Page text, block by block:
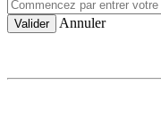
Valider Annuler